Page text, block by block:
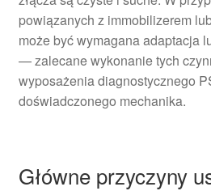
powiązanych z immobilizerem
może być wymagana adaptacja
— zalecane wykonanie tych
wyposażenia diagnostycznego
doświadczonego mechanika.
Główne przyczyny